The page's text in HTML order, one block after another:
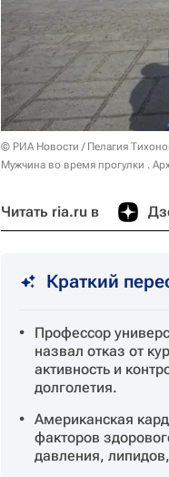
© РИА Новости / Пелагия
Мужчина во время прогулки .
Читать ria.ru в
Краткий
Профессор
назвал отказ от
активность и
долголетия.
Американская
факторов
давления,